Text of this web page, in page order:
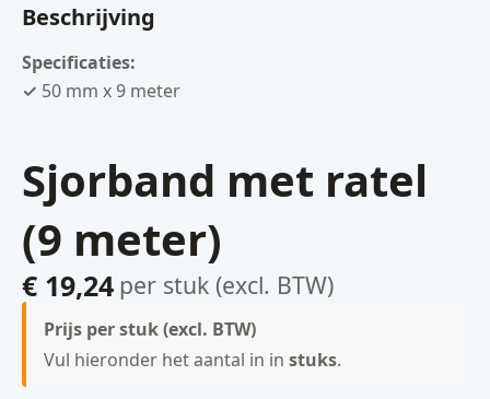
Beschrijving
Specificaties:
✓ 50 mm x 9 meter
Sjorband met ratel
(9 meter)
€ 19,24 per stuk (excl. BTW)
Prijs per stuk (excl. BTW)
Vul hieronder het aantal in in stuks.